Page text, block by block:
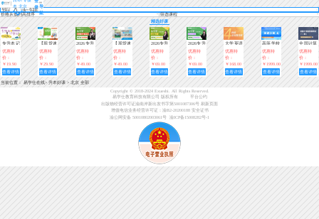
本 北京
登
录导
航
价格从低到高排序
筛选课程
精选好课
专升本记
单词—
(趣味小
课堂)
优惠特
价：
￥19.90
查看详情
【现货速
发】全国
专升本英
语词汇一
本好词
优惠特
价：
￥29.90
查看详情
2026专升
本春季
班-0基础
入门（语
文）【已
结课】
优惠特
价：
￥49.00
查看详情
【现货速
发】专升
本考试英
语写作范
文指南
优惠特
价：
￥49.00
查看详情
2026专升
本春季
班-0基础
入门（英
语）【已
结课】
优惠特
价：
￥69.00
查看详情
2026专升
本春季
班-0基础
入门（数
学）【已
结课】
优惠特
价：
￥69.00
查看详情
大学英语
四级考试
全科强化
课适用于
全国地区
优惠特
价：
￥168.00
查看详情
高等学校
英语三
级-A（英
语A级）
优惠特
价：
￥1999.00
查看详情
全国计算
机等级考
试二级
（WPS
Office高
级应用）
优惠特
价：
￥1999.00
查看详情
当前位置：易学仕在线> 升本好课 > 北京 全部
Copyright © 2018-2024 Exueshi. All Rights Reserved.
易学仕教育科技有限公司 版权所有
平台公约
出版物经营许可证渝南岸新出发书字第5001087306号
刷新页面
增值电信业务经营许可证：渝B2-20200188 安全证书
渝公网安备 50010802003061号
渝ICP备15008282号-1